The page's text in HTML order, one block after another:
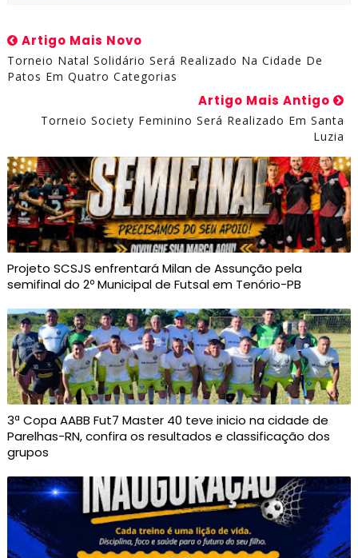
Artigo Mais Novo
Torneio Natal Solidário Será Realizado Na Cidade De
Patos Em Quatro Categorias
Artigo Mais Antigo
Torneio Society Feminino Será Realizado Em Santa
Luzia
Projeto SCSJS enfrentará Milan de Assunção pela
semifinal do 2º Municipal de Futsal em Tenório-PB
3ª Copa AABB Fut7 Master 40 teve inicio na cidade de
Parelhas-RN, confira os resultados e classificação dos
grupos